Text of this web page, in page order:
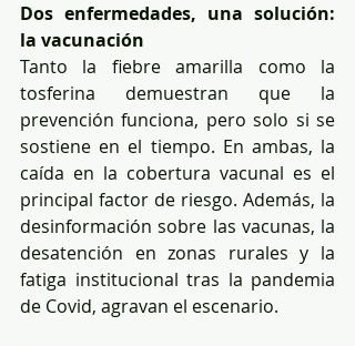
Dos enfermedades, una solución:
la vacunación
Tanto la fiebre amarilla como la
tosferina demuestran que la
prevención funciona, pero solo si se
sostiene en el tiempo. En ambas, la
caída en la cobertura vacunal es el
principal factor de riesgo. Además, la
desinformación sobre las vacunas, la
desatención en zonas rurales y la
fatiga institucional tras la pandemia
de Covid, agravan el escenario.